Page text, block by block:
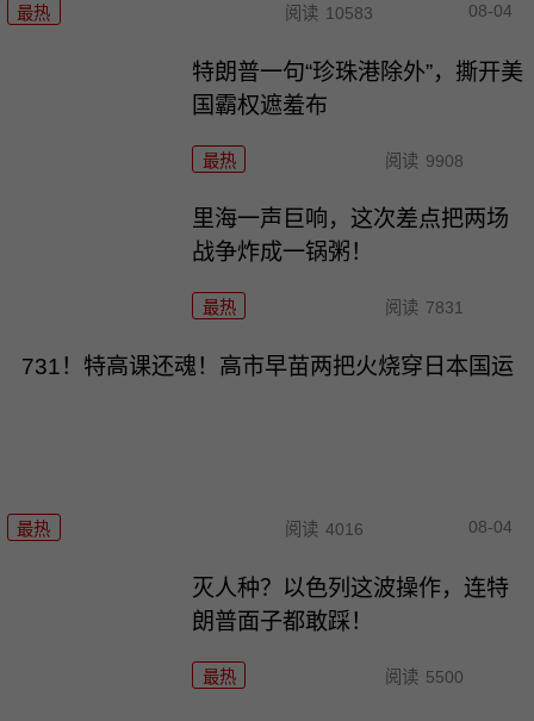
最热 阅读 10583 08-04
特朗普一句“珍珠港除外”，撕开美
国霸权遮羞布
最热 阅读 9908
里海一声巨响，这次差点把两场
战争炸成一锅粥！
最热 阅读 7831
731！特高课还魂！高市早苗两把火烧穿日本国运
最热 阅读 4016 08-04
灭人种？以色列这波操作，连特
朗普面子都敢踩！
最热 阅读 5500